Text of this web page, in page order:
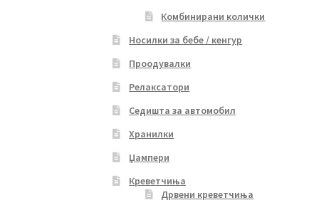
Комбинирани колички
Носилки за бебе / кенгур
Проодувалки
Релаксатори
Седишта за автомобил
Хранилки
Џампери
Креветчиња
Дрвени креветчиња